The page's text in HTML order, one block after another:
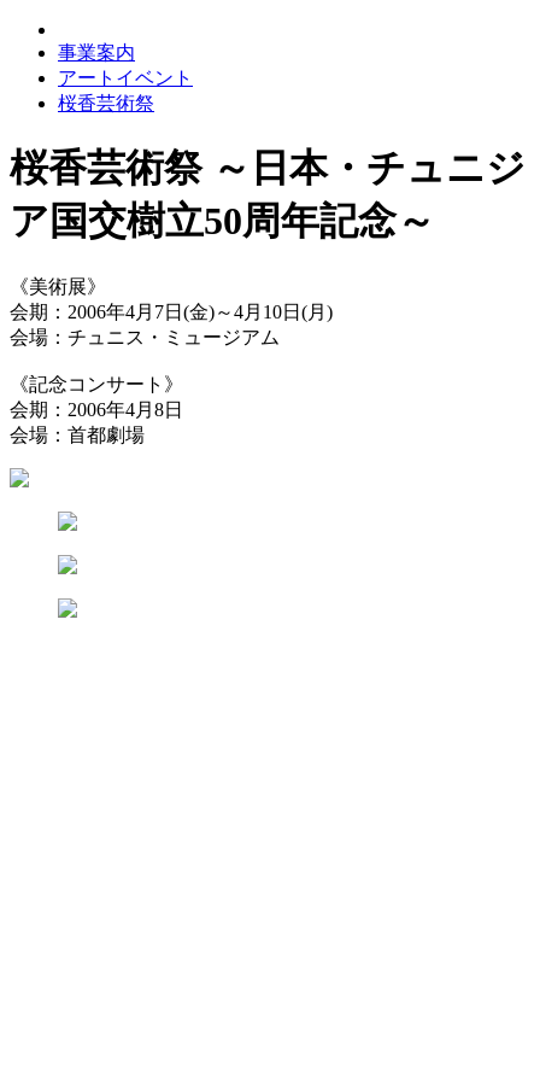
事業案内
アートイベント
桜香芸術祭
桜香芸術祭 ～日本・チュニジ
ア国交樹立50周年記念～
《美術展》
会期：2006年4月7日(金)～4月10日(月)
会場：チュニス・ミュージアム
《記念コンサート》
会期：2006年4月8日
会場：首都劇場